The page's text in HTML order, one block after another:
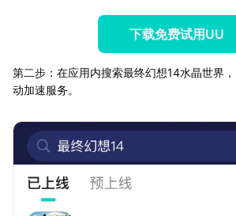
下载免费试用UU
第二步：在应用内搜索最终幻想14水晶世界
动加速服务。